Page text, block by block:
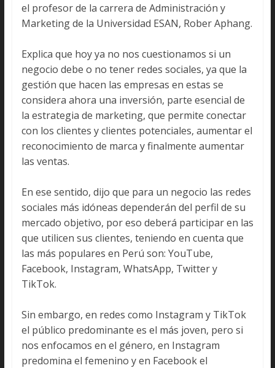
el profesor de la carrera de Administración y
Marketing de la Universidad ESAN, Rober Aphang.
Explica que hoy ya no nos cuestionamos si un
negocio debe o no tener redes sociales, ya que la
gestión que hacen las empresas en estas se
considera ahora una inversión, parte esencial de
la estrategia de marketing, que permite conectar
con los clientes y clientes potenciales, aumentar el
reconocimiento de marca y finalmente aumentar
las ventas.
En ese sentido, dijo que para un negocio las redes
sociales más idóneas dependerán del perfil de su
mercado objetivo, por eso deberá participar en las
que utilicen sus clientes, teniendo en cuenta que
las más populares en Perú son: YouTube,
Facebook, Instagram, WhatsApp, Twitter y
TikTok.
Sin embargo, en redes como Instagram y TikTok
el público predominante es el más joven, pero si
nos enfocamos en el género, en Instagram
predomina el femenino y en Facebook el